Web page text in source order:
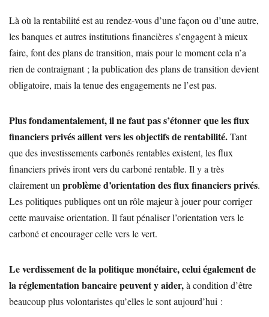
Là où la rentabilité est au rendez-vous d’une façon ou d’une autre,
les banques et autres institutions financières s’engagent à mieux
faire, font des plans de transition, mais pour le moment cela n’a
rien de contraignant ; la publication des plans de transition devient
obligatoire, mais la tenue des engagements ne l’est pas.
Plus fondamentalement, il ne faut pas s’étonner que les flux
financiers privés aillent vers les objectifs de rentabilité.Tant
que des investissements carbonés rentables existent, les flux
financiers privés iront vers du carboné rentable. Il y a très
clairement un problème d’orientation des flux financiers privés.
Les politiques publiques ont un rôle majeur à jouer pour corriger
cette mauvaise orientation. Il faut pénaliser l’orientation vers le
carboné et encourager celle vers le vert.
Le verdissement de la politique monétaire, celui également de
la réglementation bancaire peuvent y aider,à condition d’être
beaucoup plus volontaristes qu’elles le sont aujourd’hui :